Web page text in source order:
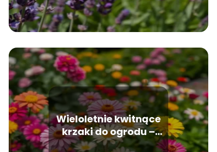
Wieloletnie kwitnące
krzaki do ogrodu –
które warto wybrać?